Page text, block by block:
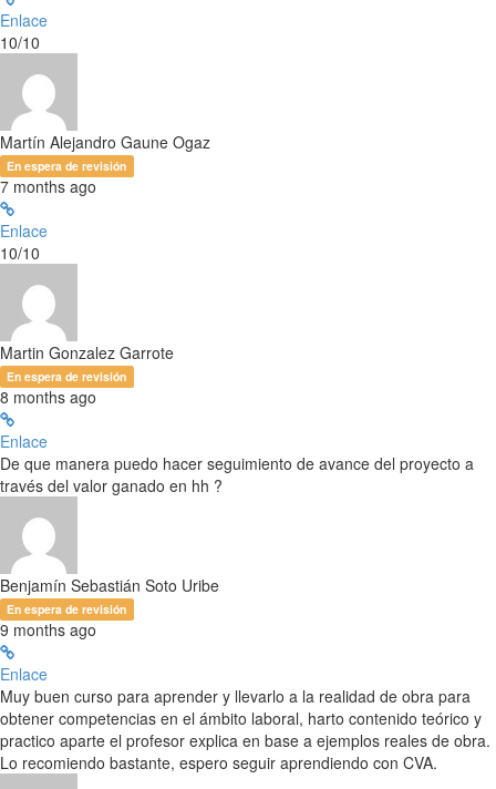
Enlace
10/10
Martín Alejandro Gaune Ogaz
En espera de revisión
7 months ago
Enlace
10/10
Martin Gonzalez Garrote
En espera de revisión
8 months ago
Enlace
De que manera puedo hacer seguimiento de avance del proyecto a
través del valor ganado en hh ?
Benjamín Sebastián Soto Uribe
En espera de revisión
9 months ago
Enlace
Muy buen curso para aprender y llevarlo a la realidad de obra para
obtener competencias en el ámbito laboral, harto contenido teórico y
practico aparte el profesor explica en base a ejemplos reales de obra.
Lo recomiendo bastante, espero seguir aprendiendo con CVA.